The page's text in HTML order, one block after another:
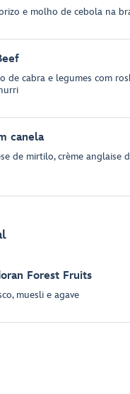
e molho de cebola na
de cabra e legumes com
canela
de mirtilo, crème anglaise
Forest Fruits
muesli e agave